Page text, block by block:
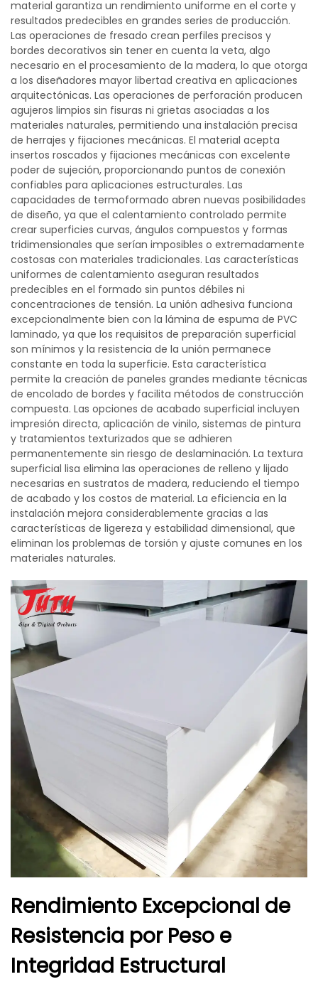
material garantiza un rendimiento uniforme en el corte y
resultados predecibles en grandes series de producción.
Las operaciones de fresado crean perfiles precisos y
bordes decorativos sin tener en cuenta la veta, algo
necesario en el procesamiento de la madera, lo que otorga
a los diseñadores mayor libertad creativa en aplicaciones
arquitectónicas. Las operaciones de perforación producen
agujeros limpios sin fisuras ni grietas asociadas a los
materiales naturales, permitiendo una instalación precisa
de herrajes y fijaciones mecánicas. El material acepta
insertos roscados y fijaciones mecánicas con excelente
poder de sujeción, proporcionando puntos de conexión
confiables para aplicaciones estructurales. Las
capacidades de termoformado abren nuevas posibilidades
de diseño, ya que el calentamiento controlado permite
crear superficies curvas, ángulos compuestos y formas
tridimensionales que serían imposibles o extremadamente
costosas con materiales tradicionales. Las características
uniformes de calentamiento aseguran resultados
predecibles en el formado sin puntos débiles ni
concentraciones de tensión. La unión adhesiva funciona
excepcionalmente bien con la lámina de espuma de PVC
laminado, ya que los requisitos de preparación superficial
son mínimos y la resistencia de la unión permanece
constante en toda la superficie. Esta característica
permite la creación de paneles grandes mediante técnicas
de encolado de bordes y facilita métodos de construcción
compuesta. Las opciones de acabado superficial incluyen
impresión directa, aplicación de vinilo, sistemas de pintura
y tratamientos texturizados que se adhieren
permanentemente sin riesgo de deslaminación. La textura
superficial lisa elimina las operaciones de relleno y lijado
necesarias en sustratos de madera, reduciendo el tiempo
de acabado y los costos de material. La eficiencia en la
instalación mejora considerablemente gracias a las
características de ligereza y estabilidad dimensional, que
eliminan los problemas de torsión y ajuste comunes en los
materiales naturales.
Rendimiento Excepcional de
Resistencia por Peso e
Integridad Estructural